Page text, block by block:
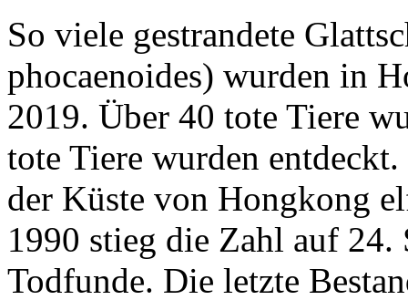
So viele gestrandete
phocaenoides) wurden in
2019. Über 40 tote Tiere
tote Tiere wurden
der Küste von Hongkong
1990 stieg die Zahl auf 24.
Todfunde. Die letzte